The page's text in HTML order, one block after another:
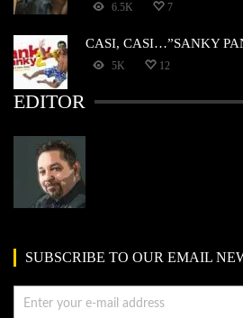
6.5K 7
CASI, CASI…”SANKY
5K 12
EDITOR
SUBSCRIBE TO OUR EMAIL